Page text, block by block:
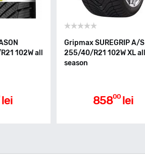
102W all
lei
Gripmax SUREGRIP A/S
255/40/R21 102W XL all
season
85800 lei